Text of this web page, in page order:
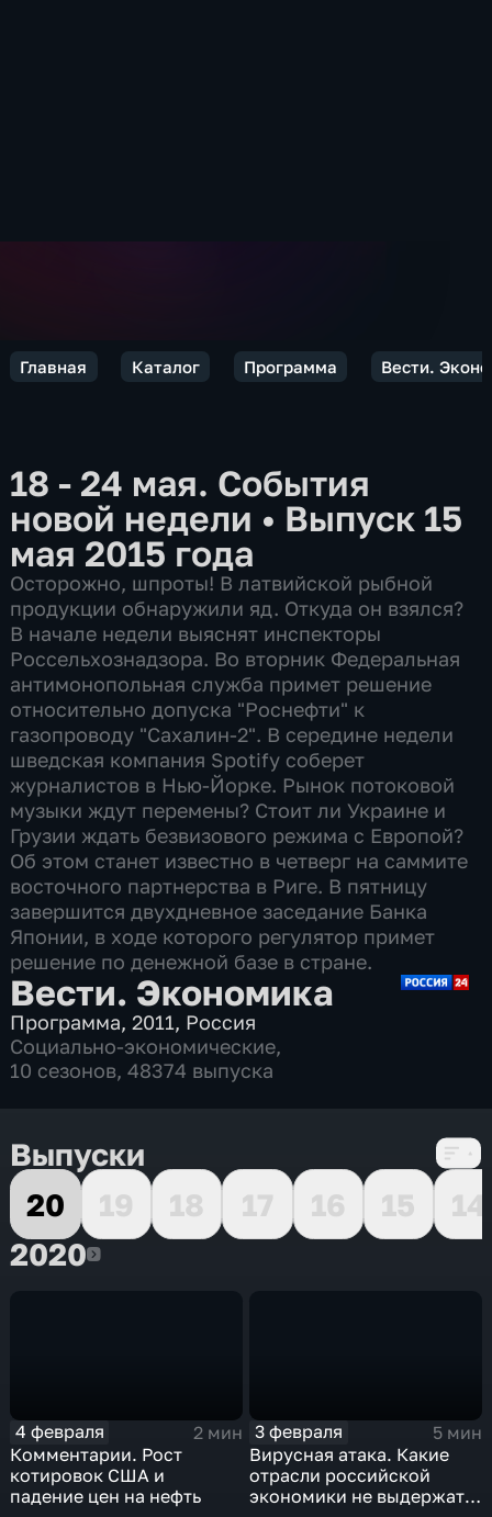
Главная Каталог Программа Вести.
18 - 24 мая. События
новой недели • Выпуск 15
мая 2015 года
Осторожно, шпроты! В латвийской рыбной
продукции обнаружили яд. Откуда он взялся?
В начале недели выяснят инспекторы
Россельхознадзора. Во вторник Федеральная
антимонопольная служба примет решение
относительно допуска "Роснефти" к
газопроводу "Сахалин-2". В середине недели
шведская компания Spotify соберет
журналистов в Нью-Йорке. Рынок потоковой
музыки ждут перемены? Стоит ли Украине и
Грузии ждать безвизового режима с Европой?
Об этом станет известно в четверг на саммите
восточного партнерства в Риге. В пятницу
завершится двухдневное заседание Банка
Японии, в ходе которого регулятор примет
решение по денежной базе в стране.
Вести. Экономика
Программа,2011, Россия
Социально-экономические,
10 сезонов, 48374 выпуска
Выпуски
20
19 18 17 16 15
14
20202020
4 февраля
2 мин
Комментарии. Рост
котировок США и
падение цен на нефть
3 февраля
5 мин
Вирусная атака. Какие
отрасли российской
экономики не выдержат